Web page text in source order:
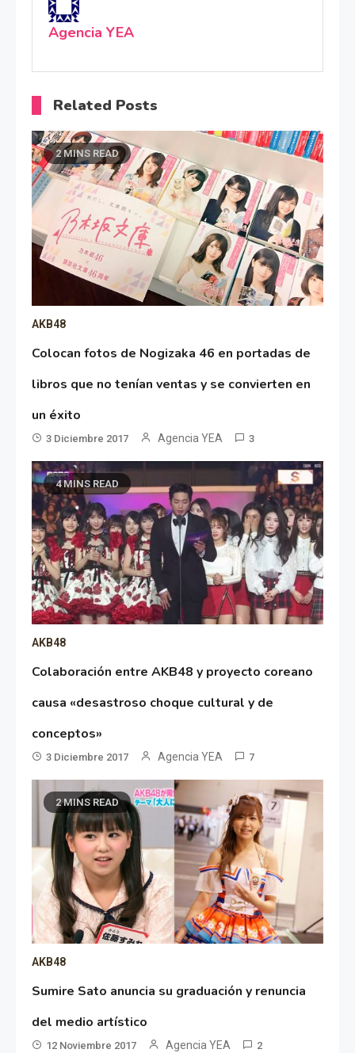
Agencia YEA
Related Posts
2 MINS READ
AKB48
Colocan fotos de Nogizaka 46 en portadas de
libros que no tenían ventas y se convierten en
un éxito
3 Diciembre 2017 Agencia YEA 3
4 MINS READ
AKB48
Colaboración entre AKB48 y proyecto coreano
causa «desastroso choque cultural y de
conceptos»
3 Diciembre 2017 Agencia YEA 7
2 MINS READ
AKB48
Sumire Sato anuncia su graduación y renuncia
del medio artístico
12 Noviembre 2017 Agencia YEA 2